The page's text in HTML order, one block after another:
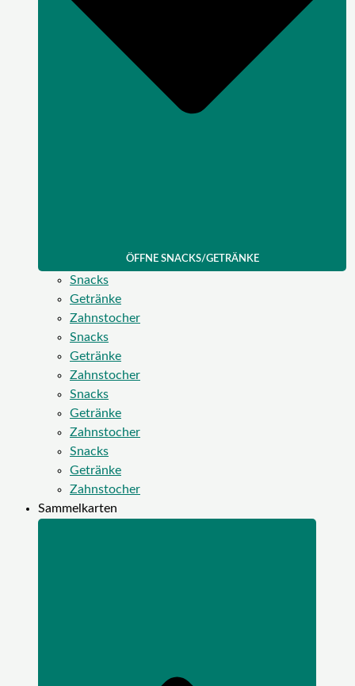
ÖFFNE SNACKS/GETRÄNKE
Snacks
Getränke
Zahnstocher
Snacks
Getränke
Zahnstocher
Snacks
Getränke
Zahnstocher
Snacks
Getränke
Zahnstocher
Sammelkarten